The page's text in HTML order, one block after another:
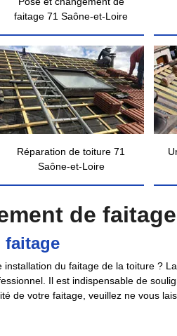
faitage 71 Saône-et-Loire
Réparation de toiture 71
Saône-et-Loire
de
faitage
du faitage de la toiture ?
Il est indispensable de
de votre faitage, veuillez ne vous